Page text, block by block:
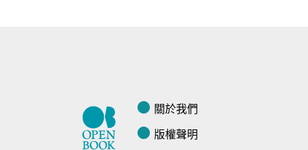
關於我們
版權聲明